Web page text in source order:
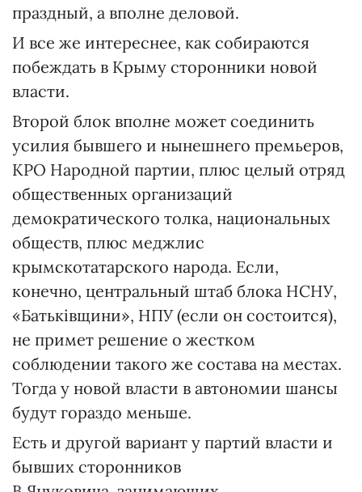
праздный, а вполне деловой.
И все же интереснее, как собираются
побеждать в Крыму сторонники новой
власти.
Второй блок вполне может соединить
усилия бывшего и нынешнего премьеров,
КРО Народной партии, плюс целый отряд
общественных организаций
демократического толка, национальных
обществ, плюс меджлис
крымскотатарского народа. Если,
конечно, центральный штаб блока НСНУ,
«Батьківщини», НПУ (если он состоится),
не примет решение о жестком
соблюдении такого же состава на местах.
Тогда у новой власти в автономии шансы
будут гораздо меньше.
Есть и другой вариант у партий власти и
бывших сторонников